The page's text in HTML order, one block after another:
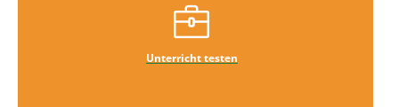
Unterricht testen